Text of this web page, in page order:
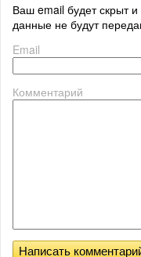
Ваш email будет скрыт
данные не будут
Email
Комментарий